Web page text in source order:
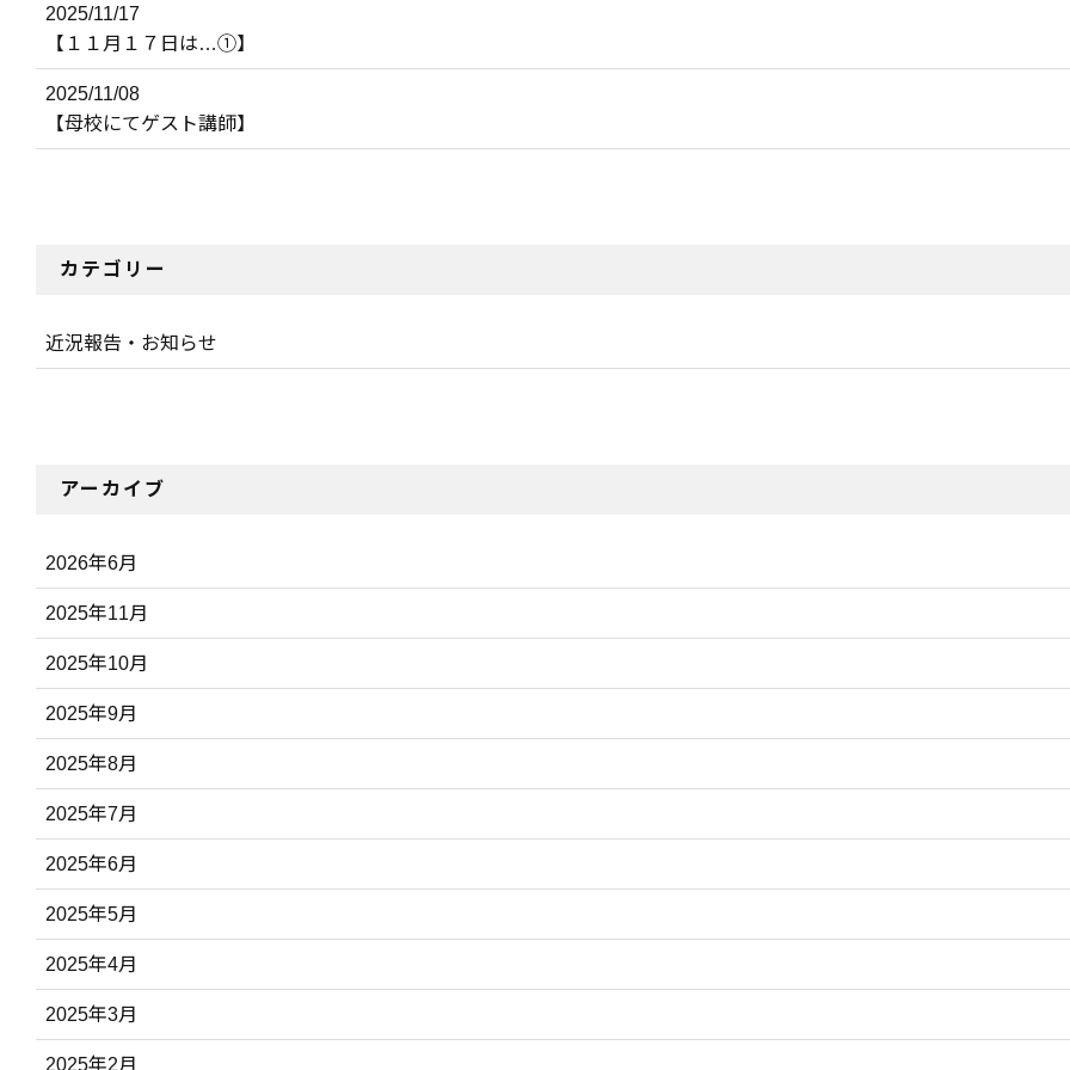
2025/11/17
【１１月１７日は…①】
2025/11/08
【母校にてゲスト講師】
カテゴリー
近況報告・お知らせ
アーカイブ
2026年6月
2025年11月
2025年10月
2025年9月
2025年8月
2025年7月
2025年6月
2025年5月
2025年4月
2025年3月
2025年2月